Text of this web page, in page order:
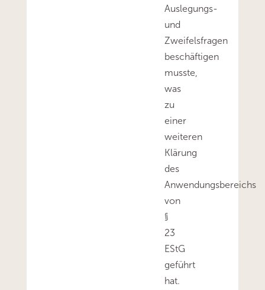
Auslegungs-
und
Zweifelsfragen
beschäftigen
musste,
was
zu
einer
weiteren
Klärung
des
Anwendungsbereichs
von
§
23
EStG
geführt
hat.